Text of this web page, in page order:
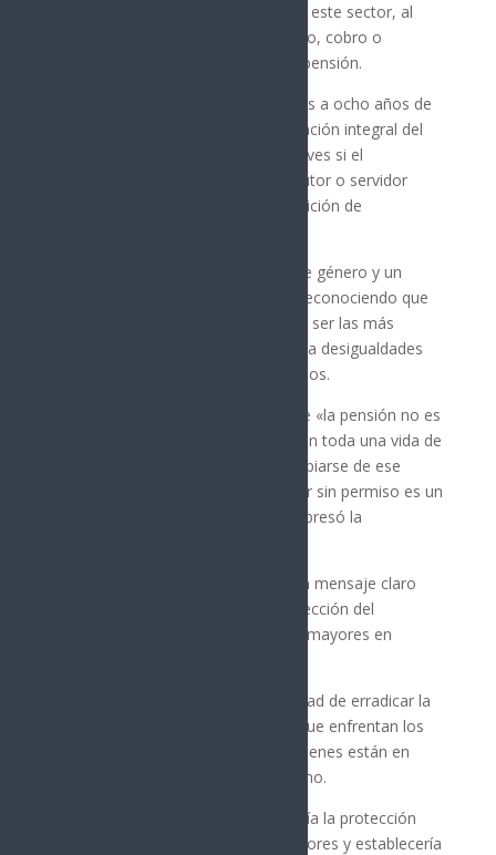
económica y derechos humanos de este sector, al
tipificar como delito la retención, uso, cobro o
administración no autorizada de la pensión.
La iniciativa contempla penas de tres a ocho años de
prisión, multas económicas y reparación integral del
daño. Las sanciones serían más graves si el
responsable es familiar, cuidador, tutor o servidor
público, o si se aprovecha una condición de
El proyecto incorpora perspectiva de género y un
enfoque de envejecimiento digno, reconociendo que
las mujeres adultas mayores suelen ser las más
afectadas por estos abusos debido a desigualdades
históricas y control sobre sus recursos.
Alejandra López Noriega afirmó que «la pensión no es
un regalo, es un derecho ganado con toda una vida de
trabajo. Nadie tiene derecho a apropiarse de ese
recurso. Usar la tarjeta del Bienestar sin permiso es un
abuso y debe castigarse», según expresó la
La reforma también busca enviar un mensaje claro
sobre el respeto a la vejez y la protección del
patrimonio de las personas adultas mayores en
Esta iniciativa responde a la necesidad de erradicar la
violencia patrimonial y económica que enfrentan los
adultos mayores, especialmente quienes están en
situación de dependencia o abandono.
De aprobarse, la reforma fortalecería la protección
legal para las personas adultas mayores y establecería